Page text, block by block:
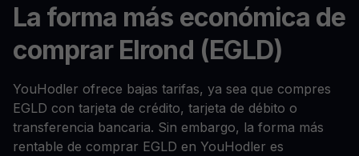
La forma más económica de
comprar Elrond (EGLD)
YouHodler ofrece bajas tarifas, ya sea que compres
EGLD con tarjeta de crédito, tarjeta de débito o
transferencia bancaria. Sin embargo, la forma más
rentable de comprar EGLD en YouHodler es